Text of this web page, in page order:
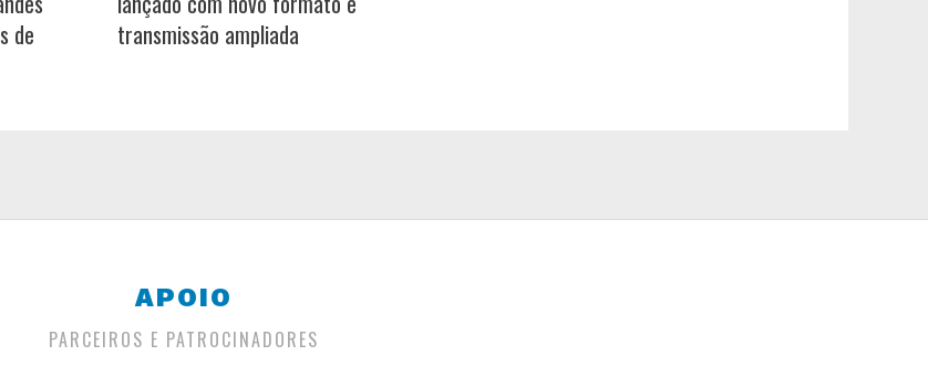
de
transmissão ampliada
APOIO
PARCEIROS E PATROCINADORES